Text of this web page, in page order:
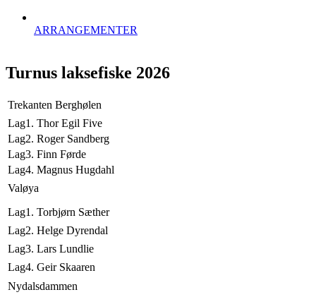
ARRANGEMENTER
Turnus laksefiske 2026
Trekanten Berghølen
Lag1. Thor Egil Five
Lag2. Roger Sandberg
Lag3. Finn Førde
Lag4. Magnus Hugdahl
Valøya
Lag1. Torbjørn Sæther
Lag2. Helge Dyrendal
Lag3. Lars Lundlie
Lag4. Geir Skaaren
Nydalsdammen